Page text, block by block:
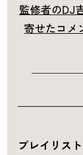
監修者のDJ
寄せたコメ
プレイリス